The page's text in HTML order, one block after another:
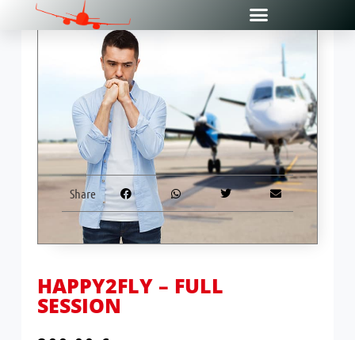
HAPPY2FLY – FULL
SESSION
Share